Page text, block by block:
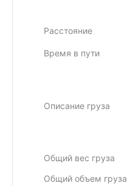
Расстояние
Время в пути
Описание груза
Общий вес груза
Общий объем груза